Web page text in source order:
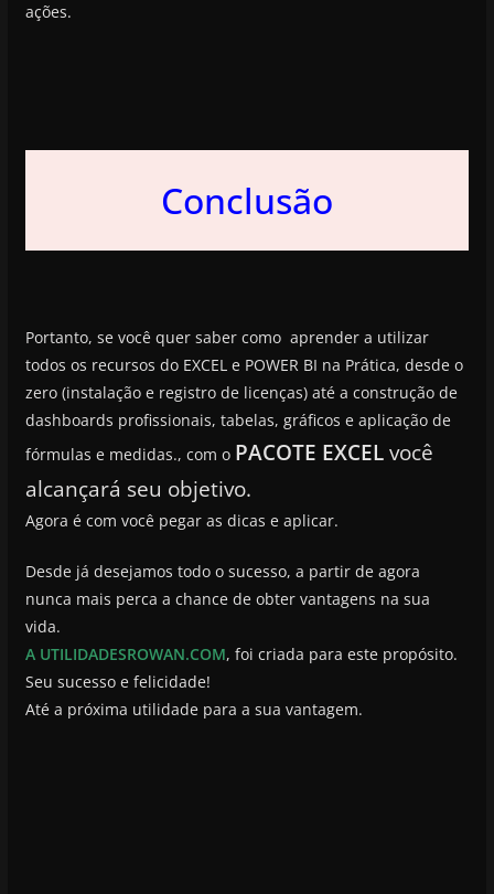
ações.
Conclusão
Portanto, se você quer saber como aprender a utilizar
todos os recursos do EXCEL e POWER BI na Prática, desde o
zero (instalação e registro de licenças) até a construção de
dashboards profissionais, tabelas, gráficos e aplicação de
fórmulas e medidas., com o PACOTE EXCEL você
alcançará seu objetivo.
Agora é com você pegar as dicas e aplicar.
Desde já desejamos todo o sucesso, a partir de agora
nunca mais perca a chance de obter vantagens na sua
vida.
A UTILIDADESROWAN.COM, foi criada para este propósito.
Seu sucesso e felicidade!
Até a próxima utilidade para a sua vantagem.